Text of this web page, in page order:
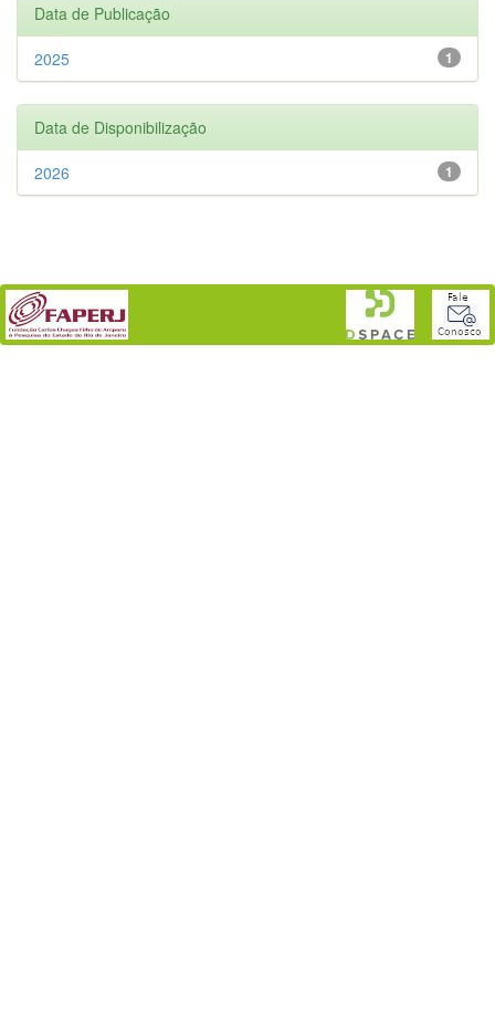
Data de Publicação
1
2025
Data de Disponibilização
1
2026